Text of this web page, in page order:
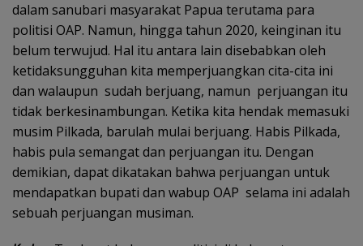
dalam sanubari masyarakat Papua terutama para
politisi OAP. Namun, hingga tahun 2020, keinginan itu
belum terwujud. Hal itu antara lain disebabkan oleh
ketidaksungguhan kita memperjuangkan cita-cita ini
dan walaupun sudah berjuang, namun perjuangan itu
tidak berkesinambungan. Ketika kita hendak memasuki
musim Pilkada, barulah mulai berjuang. Habis Pilkada,
habis pula semangat dan perjuangan itu. Dengan
demikian, dapat dikatakan bahwa perjuangan untuk
mendapatkan bupati dan wabup OAP selama ini adalah
sebuah perjuangan musiman.